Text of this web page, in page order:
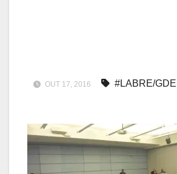
OUT 17, 2016 #LABRE/GDE